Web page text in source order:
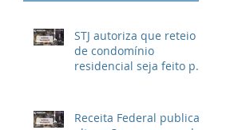
STJ autoriza que reteio
de condomínio
residencial seja feito por
Receita Federal publica